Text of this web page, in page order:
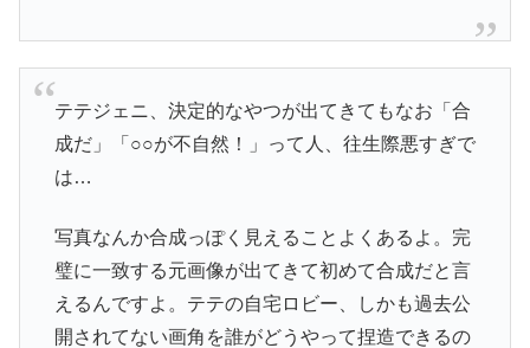
テテジェニ、決定的なやつが出てきてもなお「合
成だ」「○○が不自然！」って人、往生際悪すぎで
は…
写真なんか合成っぽく見えることよくあるよ。完
璧に一致する元画像が出てきて初めて合成だと言
えるんですよ。テテの自宅ロビー、しかも過去公
開されてない画角を誰がどうやって捏造できるの